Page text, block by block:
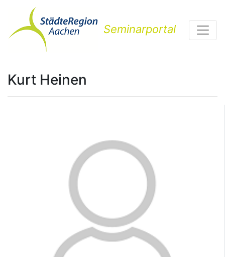
Seminarportal
Kurt Heinen